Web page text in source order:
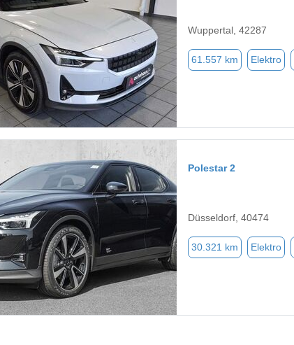
Wuppertal, 42287
61.557 km Elektro
Polestar 2
Düsseldorf, 40474
30.321 km Elektro